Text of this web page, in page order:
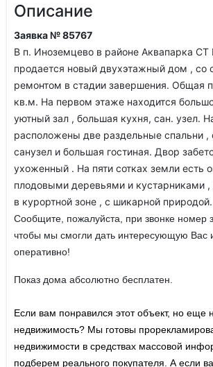
Описание
Заявка № 85767
В п. Иноземцево в районе Аквапарка СТ
продается новый двухэтажный дом , со
ремонтом в стадии завершения. Общая
кв.м. На первом этаже находится
уютный зал , большая кухня, сан. узел.
расположены две раздельные спальни
санузел и большая гостиная. Двор
ухоженный . На пяти сотках земли есть
плодовыми деревьями и кустарниками
в курортной зоне , с шикарной природой.
Сообщите, пожалуйста, при звонке номер
чтобы мы смогли дать интересующую
оперативно!
Показ дома абсолютно бесплатен.
Если вам понравился этот объект, но еще
недвижимость? Мы готовы
недвижимости в средствах массовой
подберем реального покупателя. А если